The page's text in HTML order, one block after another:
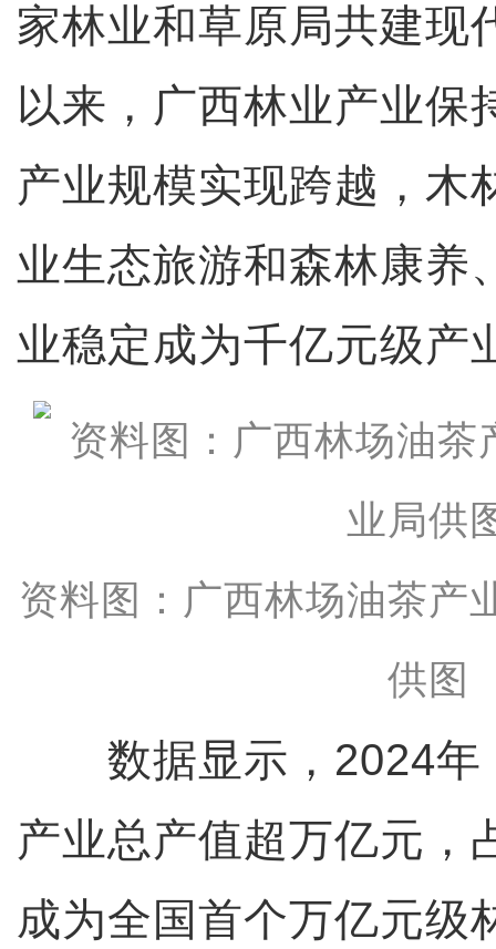
家林业和草原局共建现
以来，广西林业产业保
产业规模实现跨越，木
业生态旅游和森林康养
业稳定成为千亿元级产
资料图：广西林场油茶产
供图
数据显示，2024年
产业总产值超万亿元，
成为全国首个万亿元级